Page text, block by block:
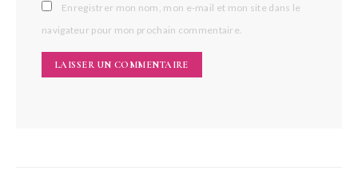
Enregistrer mon nom, mon e-mail et mon site dans le
navigateur pour mon prochain commentaire.